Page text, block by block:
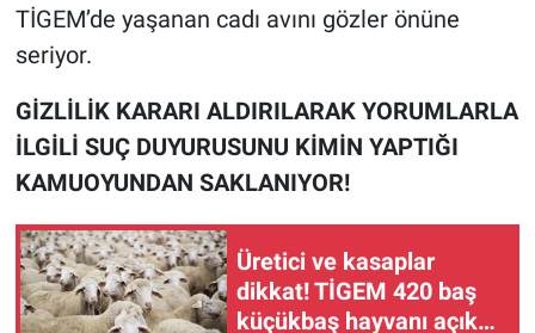
TİGEM’de yaşanan cadı avını gözler önüne
seriyor.
GİZLİLİK KARARI ALDIRILARAK YORUMLARLA
İLGİLİ SUÇ DUYURUSUNU KİMİN YAPTIĞI
KAMUOYUNDAN SAKLANIYOR!
Üretici ve kasaplar
dikkat! TİGEM 420 baş
küçükbaş hayvanı açık